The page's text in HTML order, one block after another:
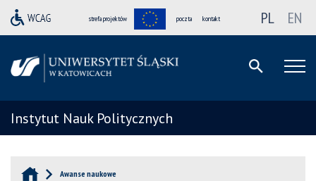
strefa projektów poczta kontakt PL EN
Instytut Nauk Politycznych
Awanse naukowe